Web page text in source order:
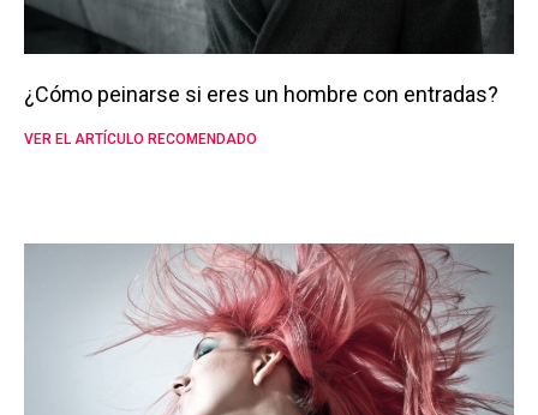
¿Cómo peinarse si eres un hombre con entradas?
VER EL ARTÍCULO RECOMENDADO